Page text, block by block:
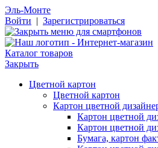
Эль-Монте
Войти | Зарегистрироваться
Каталог товаров
Закрыть
Цветной картон
Цветной картон
Картон цветной
Картон цветной
Картон цветной
Бумага, картон